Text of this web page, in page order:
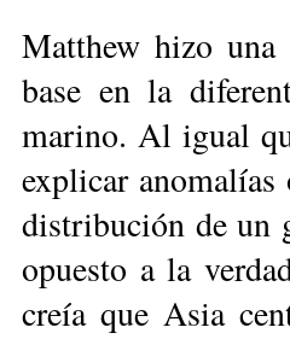
Matthew hizo una
base en la
marino. Al igual
explicar anomalías
distribución de un
opuesto a la
creía que Asia